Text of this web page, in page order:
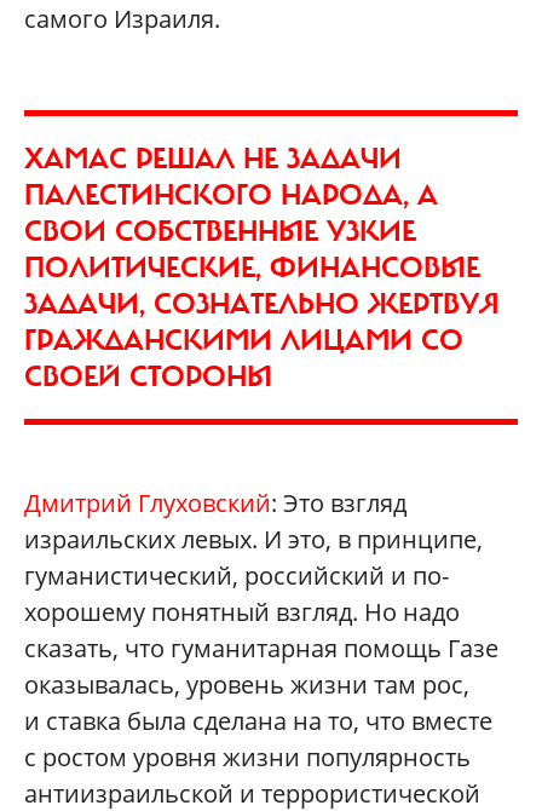
самого Израиля.
ХАМАС РЕШАЛ НЕ ЗАДАЧИ
ПАЛЕСТИНСКОГО НАРОДА, А
СВОИ СОБСТВЕННЫЕ УЗКИЕ
ПОЛИТИЧЕСКИЕ, ФИНАНСОВЫЕ
ЗАДАЧИ, СОЗНАТЕЛЬНО ЖЕРТВУЯ
ГРАЖДАНСКИМИ ЛИЦАМИ СО
СВОЕЙ СТОРОНЫ
Дмитрий Глуховский: Это взгляд
израильских левых. И это, в принципе,
гуманистический, российский и по-
хорошему понятный взгляд. Но надо
сказать, что гуманитарная помощь Газе
оказывалась, уровень жизни там рос,
и ставка была сделана на то, что вместе
с ростом уровня жизни популярность
антиизраильской и террористической